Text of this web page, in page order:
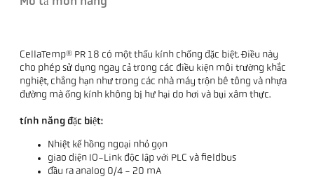
CellaTemp® PR 18 có một thấu kính chống đặc biệt. Điều này
cho phép sử dụng ngay cả trong các điều kiện môi trường khắc
nghiệt, chẳng hạn như trong các nhà máy trộn bê tông và nhựa
đường mà ống kính không bị hư hại do hơi và bụi xâm thực.
tính năng đặc biệt:
Nhiệt kế hồng ngoại nhỏ gọn
giao diện IO-Link độc lập với PLC và fieldbus
đầu ra analog 0/4 - 20 mA